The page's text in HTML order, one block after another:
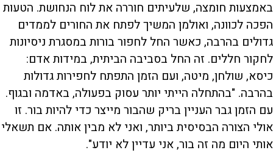
באמצעות חומצה, שלעיתים חוררה את לוח הנחושת. הטעות
הפכה לכוונה, ואולמן המשיך לפתח את החורים לממדים
גדולים בהרבה, כאשר החל לחפור בורות במסגרת ניסיונות
לחקור חללים. זה החל בסביבה הביתית, במידות אדם:
כיסא, שולחן, מיטה, ועם הזמן התפתח לחפירות גדולות
בהרבה. "בהתחלה הייתי יותר עסוק בפעולה, באדמה ובגוף.
עם הזמן גבר העניין בריק שהבור מייצר כדי להיות בור. זו
אולי הצורה הבסיסית ביותר, ואני לא מבין אותה. אם תשאלי
אותי היום מה זה בור, אני עדיין לא יודע".